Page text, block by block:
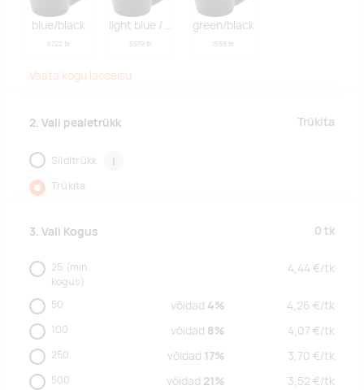
blue/black
6722 tk
light blue / black
5579 tk
green/black
1558 tk
Vaata kogu laoseisu
2. Vali pealetrükk Trükita
Siiditrükk i
Trükita
3. Vali Kogus 0 tk
25 (min.
kogus)
4,44 €/tk
50 võidad 4% 4,26 €/tk
100 võidad 8% 4,07 €/tk
250 võidad 17% 3,70 €/tk
500 võidad 21% 3,52 €/tk